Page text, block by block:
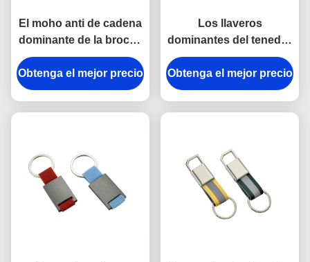
El moho anti de cadena
dominante de la broche
del tenedor del metal de
la aleación del cinc del
gancho grabó llaveros
Obtenga el mejor precio
Los llaveros
dominantes del tenedor
del metal plástico del
ABS del trapezoide
platean el
Obtenga el mejor precio